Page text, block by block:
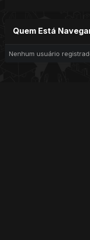
Quem Está
Nenhum usuário